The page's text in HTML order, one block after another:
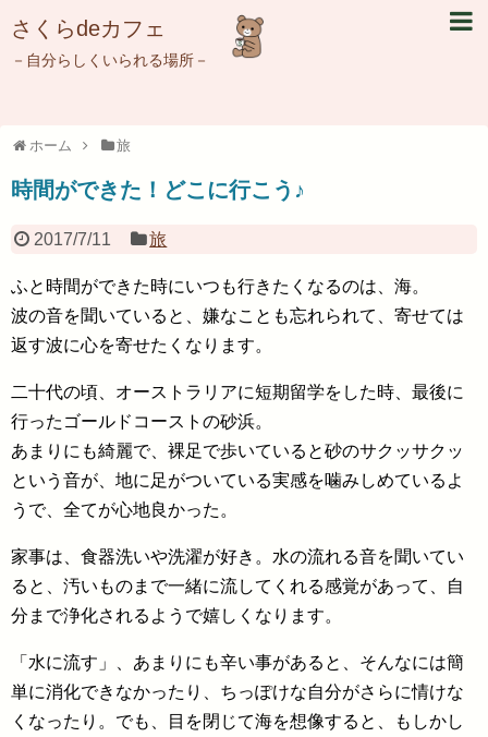
さくらdeカフェ
－自分らしくいられる場所－
ホーム 旅
時間ができた！どこに行こう♪
2017/7/11 旅
ふと時間ができた時にいつも行きたくなるのは、海。
波の音を聞いていると、嫌なことも忘れられて、寄せては
返す波に心を寄せたくなります。
二十代の頃、オーストラリアに短期留学をした時、最後に
行ったゴールドコーストの砂浜。
あまりにも綺麗で、裸足で歩いていると砂のサクッサクッ
という音が、地に足がついている実感を噛みしめているよ
うで、全てが心地良かった。
家事は、食器洗いや洗濯が好き。水の流れる音を聞いてい
ると、汚いものまで一緒に流してくれる感覚があって、自
分まで浄化されるようで嬉しくなります。
「水に流す」、あまりにも辛い事があると、そんなには簡
単に消化できなかったり、ちっぽけな自分がさらに情けな
くなったり。でも、目を閉じて海を想像すると、もしかし